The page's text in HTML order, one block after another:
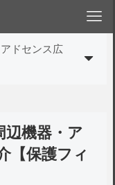
ドセンス広
機器・ア
【保護フィ